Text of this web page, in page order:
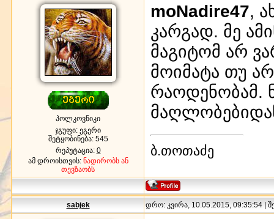
პოლკოვნიკი
ჯგუფი: ეგერი
შეტყობინება: 545
რეპუტაცია: 0
ამ დროისთვის: ნადირობს ან
თევზაობს
moNadire47,
კარგად. მე
მაგიტომ არ
მოიმატა თუ
რაოდენობამ.
ბ.თოთაძე
sabjek დრო: კვირა, 10.05.2015, 09:35:54 |